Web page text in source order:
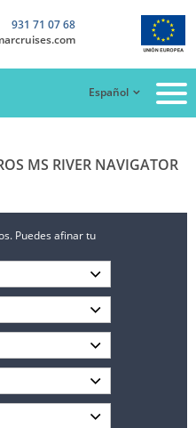
931 71 07 68
Español
MS RIVER NAVIGATOR
Puedes afinar tu